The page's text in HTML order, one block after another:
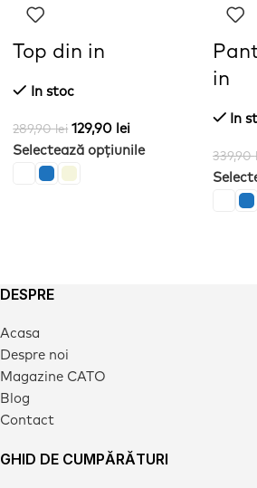
Top din in
In stoc
289,90lei 129,90 lei
Selectează opțiunile
in
In
339,90
DESPRE
Acasa
Despre noi
Magazine CATO
Blog
Contact
GHID DE CUMPĂRĂTURI